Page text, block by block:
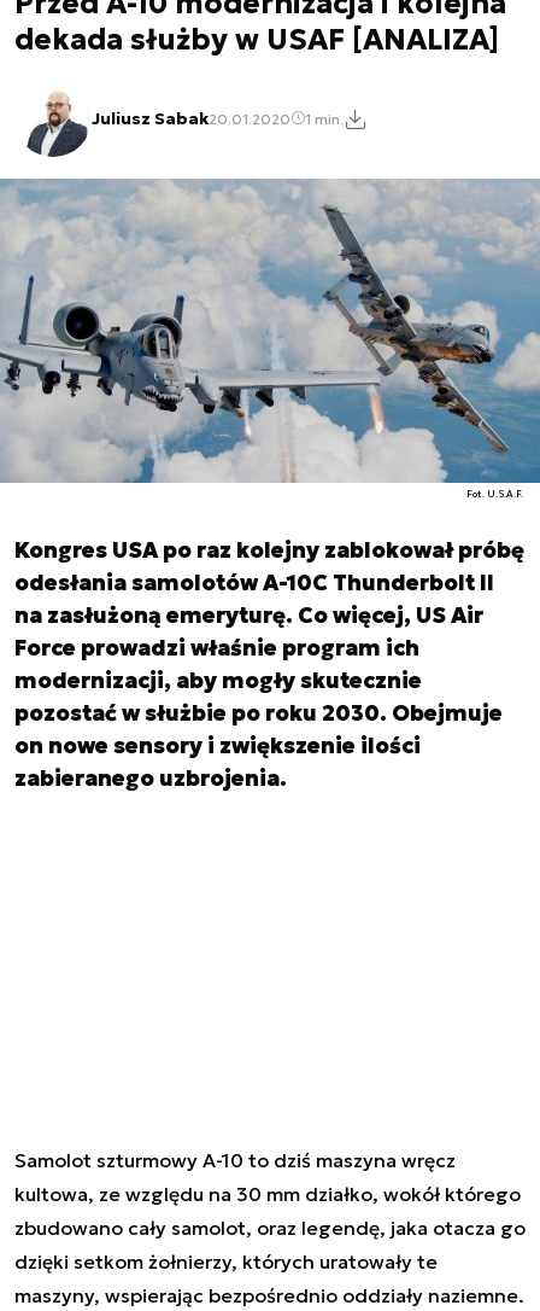
dekada służby w USAF [ANALIZA]
Juliusz Sabak20.01.2020 1 min.
Fot. U.S.A.F.
Kongres USA po raz kolejny zablokował próbę
odesłania samolotów A-10C Thunderbolt II
na zasłużoną emeryturę. Co więcej, US Air
Force prowadzi właśnie program ich
modernizacji, aby mogły skutecznie
pozostać w służbie po roku 2030. Obejmuje
on nowe sensory i zwiększenie ilości
zabieranego uzbrojenia.
Samolot szturmowy A-10 to dziś maszyna wręcz
kultowa, ze względu na 30 mm działko, wokół którego
zbudowano cały samolot, oraz legendę, jaka otacza go
dzięki setkom żołnierzy, których uratowały te
maszyny, wspierając bezpośrednio oddziały naziemne.